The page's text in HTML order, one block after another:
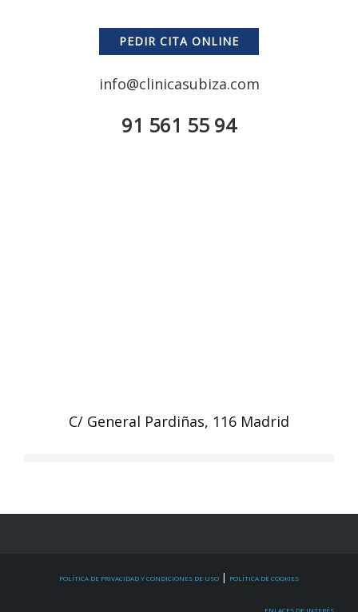
PEDIR CITA ONLINE
info@clinicasubiza.com
91 561 55 94
C/ General Pardiñas, 116 Madrid
POLÍTICA DE PRIVACIDAD Y CONDICIONES DE USO | POLÍTICA DE COOKIES
ENLACES DE INTERÉS